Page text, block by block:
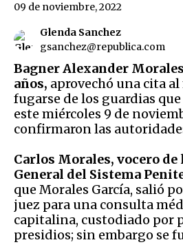
Glenda Sanchez
gsanchez@republica.com
09 de noviembre, 2022
Bagner Alexander
años, aprovechó una cita
fugarse de los guardias
este miércoles 9 de
confirmaron las
Carlos Morales, vocero
General del Sistema
que Morales García, salió
juez para una consulta
capitalina, custodiado por
presidios; sin embargo se